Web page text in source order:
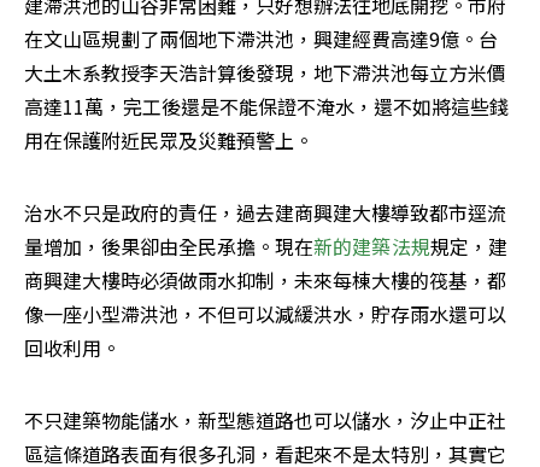
在文山區規劃了兩個地下滯洪池，興建經費高達9億。台
大土木系教授李天浩計算後發現，地下滯洪池每立方米價
高達11萬，完工後還是不能保證不淹水，還不如將這些錢
用在保護附近民眾及災難預警上。
治水不只是政府的責任，過去建商興建大樓導致都市逕流
量增加，後果卻由全民承擔。現在新的建築法規規定，建
商興建大樓時必須做雨水抑制，未來每棟大樓的筏基，都
像一座小型滯洪池，不但可以減緩洪水，貯存雨水還可以
回收利用。
不只建築物能儲水，新型態道路也可以儲水，汐止中正社
區這條道路表面有很多孔洞，看起來不是太特別，其實它